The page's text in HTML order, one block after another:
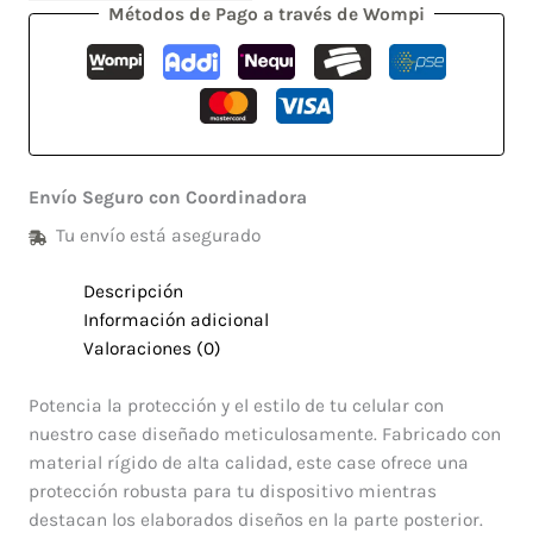
Métodos de Pago a través de Wompi
Envío Seguro con Coordinadora
Tu envío está asegurado
Descripción
Información adicional
Valoraciones (0)
Potencia la protección y el estilo de tu celular con
nuestro case diseñado meticulosamente. Fabricado con
material rígido de alta calidad, este case ofrece una
protección robusta para tu dispositivo mientras
destacan los elaborados diseños en la parte posterior.